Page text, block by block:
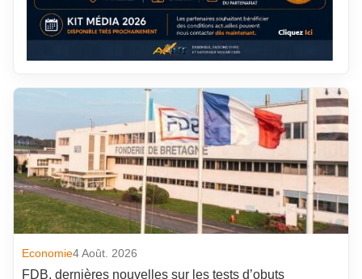
Economie4 Août. 2026
FDB, dernières nouvelles sur les tests d’obuts